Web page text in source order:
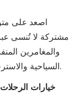
مشتركة لا تُنسى عبر
والمغامرين
السياحية والاسترخاء وتناول أشهى المأكولات في رحلة واحدة لا تُنسى.
خيارات الرحلات